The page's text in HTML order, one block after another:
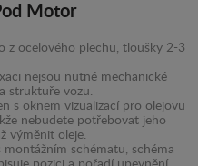
Motor
z ocelového plechu, tloušky 2-3
nejsou nutné mechanické
struktuře vozu.
s oknem vizualizací pro olejovu
nebudete potřebovat jeho
výměnit oleje.
montážním schématu, schéma